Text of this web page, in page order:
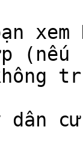
(nếu
dân